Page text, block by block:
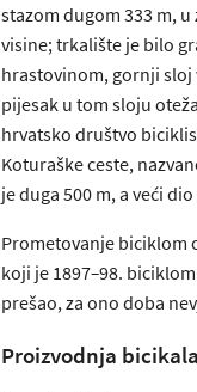
stazom dugom 333 m,
visine; trkalište je bilo
hrastovinom, gornji sloj
pijesak u tom sloju
hrvatsko društvo
Koturaške ceste,
je duga 500 m, a veći
Prometovanje
koji je 1897–98.
prešao, za ono doba
Proizvodnja bicikala